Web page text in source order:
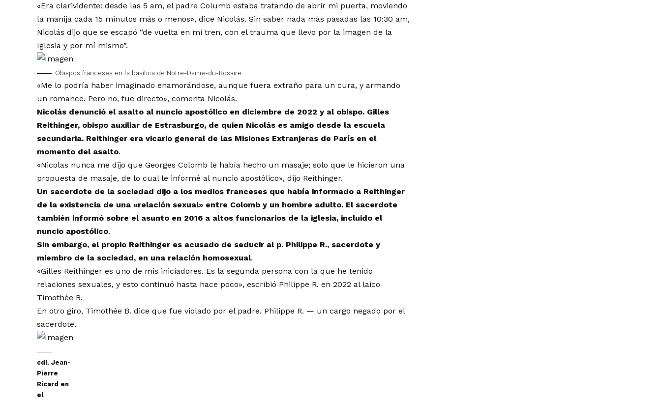
«Era clarividente: desde las 5 am, el padre Columb estaba tratando de abrir mi puerta, moviendo
la manija cada 15 minutos más o menos», dice Nicolás. Sin saber nada más pasadas las 10:30 am,
Nicolás dijo que se escapó “de vuelta en mi tren, con el trauma que llevo por la imagen de la
Iglesia y por mí mismo”.
Obispos franceses en la basílica de Notre-Dame-du-Rosaire
«Me lo podría haber imaginado enamorándose, aunque fuera extraño para un cura, y armando
un romance. Pero no, fue directo», comenta Nicolás.
Nicolás denunció el asalto al nuncio apostólico en diciembre de 2022 y al obispo. Gilles
Reithinger, obispo auxiliar de Estrasburgo, de quien Nicolás es amigo desde la escuela
secundaria. Reithinger era vicario general de las Misiones Extranjeras de París en el
momento del asalto.
«Nicolas nunca me dijo que Georges Colomb le había hecho un masaje; solo que le hicieron una
propuesta de masaje, de lo cual le informé al nuncio apostólico», dijo Reithinger.
Un sacerdote de la sociedad dijo a los medios franceses que había informado a Reithinger
de la existencia de una «relación sexual» entre Colomb y un hombre adulto. El sacerdote
también informó sobre el asunto en 2016 a altos funcionarios de la iglesia, incluido el
nuncio apostólico.
Sin embargo, el propio Reithinger es acusado de seducir al p. Philippe R., sacerdote y
miembro de la sociedad, en una relación homosexual.
«Gilles Reithinger es uno de mis iniciadores. Es la segunda persona con la que he tenido
relaciones sexuales, y esto continuó hasta hace poco», escribió Philippe R. en 2022 al laico
Timothée B.
En otro giro, Timothée B. dice que fue violado por el padre. Philippe R. — un cargo negado por el
sacerdote.
cdl. Jean-
Pierre
Ricard en
el